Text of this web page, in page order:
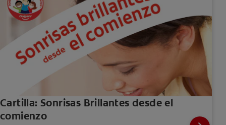
Cartilla: Sonrisas Brillantes desde el
comienzo